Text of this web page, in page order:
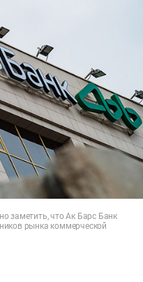
заметить, что Ак Барс Банк
рынка коммерческой